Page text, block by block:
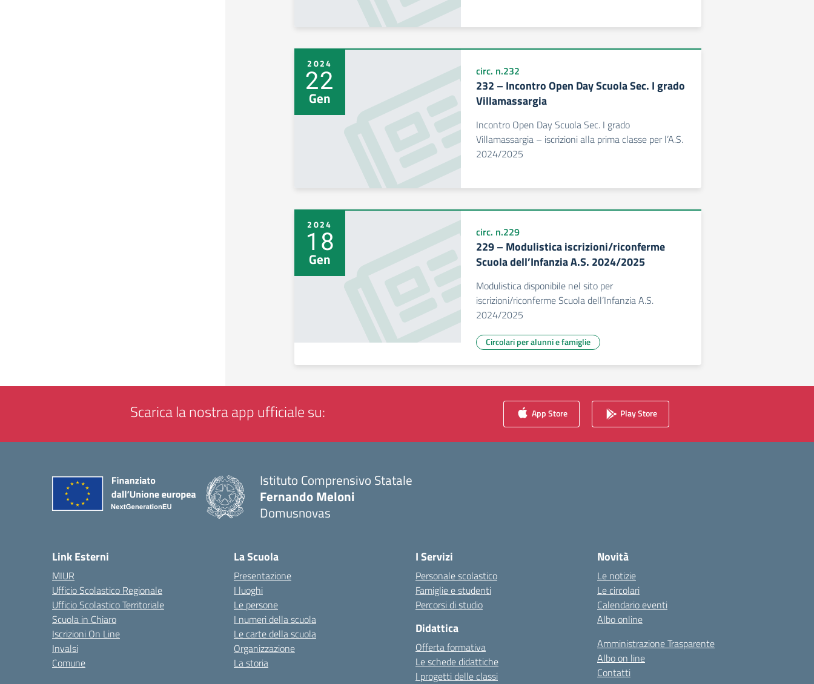
2024
22
Gen
circ. n.232
232 – Incontro Open Day Scuola Sec. I grado
Villamassargia
Incontro Open Day Scuola Sec. I grado
Villamassargia – iscrizioni alla prima classe per l’A.S.
2024/2025
2024
18
Gen
circ. n.229
229 – Modulistica iscrizioni/riconferme
Scuola dell’Infanzia A.S. 2024/2025
Modulistica disponibile nel sito per
iscrizioni/riconferme Scuola dell’Infanzia A.S.
2024/2025
Circolari per alunni e famiglie
Scarica la nostra app ufficiale su: App Store Play Store
Istituto Comprensivo Statale
Fernando Meloni
Domusnovas
Link Esterni
MIUR
Ufficio Scolastico Regionale
Ufficio Scolastico Territoriale
Scuola in Chiaro
Iscrizioni On Line
Invalsi
Comune
La Scuola
Presentazione
I luoghi
Le persone
I numeri della scuola
Le carte della scuola
Organizzazione
La storia
I Servizi
Personale scolastico
Famiglie e studenti
Percorsi di studio
Didattica
Offerta formativa
Le schede didattiche
I progetti delle classi
Novità
Le notizie
Le circolari
Calendario eventi
Albo online
Amministrazione Trasparente
Albo on line
Contatti